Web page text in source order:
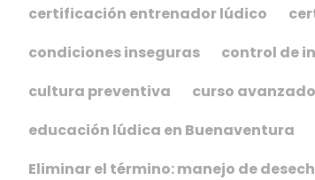
certificación entrenador lúdico
condiciones inseguras
control de
cultura preventiva
curso
educación lúdica en Buenaventura
Eliminar el término: manejo de